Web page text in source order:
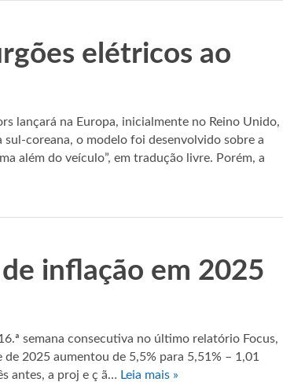
elétricos ao
lançará na Europa, inicialmente no Reino Unido,
coreana, o modelo foi desenvolvido sobre a
além do veículo”, em tradução livre. Porém, a
inflação em 2025
semana consecutiva no último relatório Focus,
2025 aumentou de 5,5% para 5,51% – 1,01
antes, a proj e ç ã… Leia mais »